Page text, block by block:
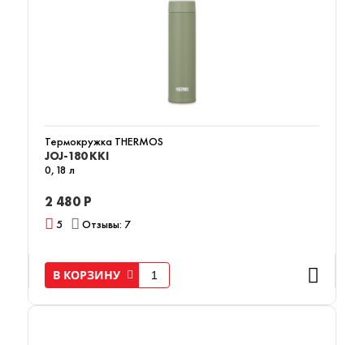
Термокружка THERMOS
JOJ-180 KKI
0,18 л
2 480 Р
5 Отзывы: 7
В КОРЗИНУ